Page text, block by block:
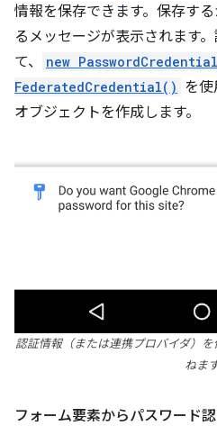
情報を保存できます。保存す
るメッセージが表示されます
て、
new
FederatedCredential() を
オブジェクトを作成します。
認証情報（または連携プロバイダ）
ねま
フォーム要素からパスワード